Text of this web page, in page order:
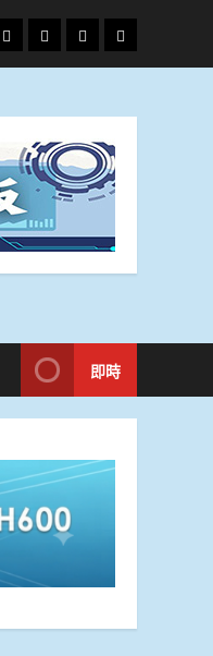
政
治
國
際
運
動
生
活
即時